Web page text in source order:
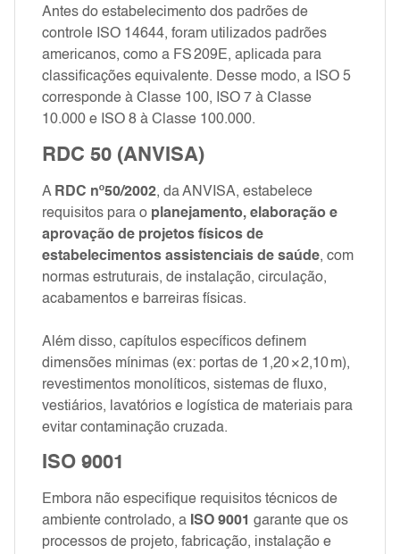
Antes do estabelecimento dos padrões de
controle ISO 14644, foram utilizados padrões
americanos, como a FS 209E, aplicada para
classificações equivalente. Desse modo, a ISO 5
corresponde à Classe 100, ISO 7 à Classe
10.000 e ISO 8 à Classe 100.000.
RDC 50 (ANVISA)
A RDC nº 50/2002, da ANVISA, estabelece
requisitos para o planejamento, elaboração e
aprovação de projetos físicos de
estabelecimentos assistenciais de saúde, com
normas estruturais, de instalação, circulação,
acabamentos e barreiras físicas.
Além disso, capítulos específicos definem
dimensões mínimas (ex: portas de 1,20 × 2,10 m),
revestimentos monolíticos, sistemas de fluxo,
vestiários, lavatórios e logística de materiais para
evitar contaminação cruzada.
ISO 9001
Embora não especifique requisitos técnicos de
ambiente controlado, a ISO 9001 garante que os
processos de projeto, fabricação, instalação e